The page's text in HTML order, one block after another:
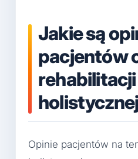
Jakie są
pacjentów
rehabilitacji
Opinie pacjentów na